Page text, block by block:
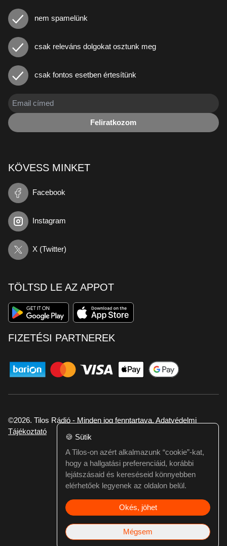
nem spamelünk
csak releváns dolgokat osztunk meg
csak fontos esetben értesítünk
Feliratkozom
KÖVESS MINKET
Facebook
Instagram
X (Twitter)
TÖLTSD LE AZ APPOT
FIZETÉSI PARTNEREK
©2026. Tilos Rádió - Minden jog fenntartava. Adatvédelmi
Tájékoztató
Ha hibát találtál vagy kérdésed van itt jelezd:
webmester@tilos.hu
🍪 Sütik
A Tilos-on azért alkalmazunk “cookie”-kat,
hogy a hallgatási preferenciáid, korábbi
lejátszásaid és kereséseid könnyebben
elérhetőek legyenek az oldalon belül.
Okés, jöhet
Mégsem